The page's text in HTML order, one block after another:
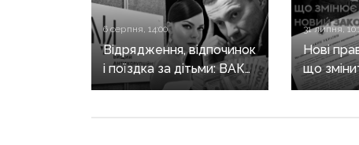
6 серпня, 14:00
Відрядження, відпочинок
і поїздка за дітьми: ВАКС
знову відмовив
31 липня,
Нові
що
він ще